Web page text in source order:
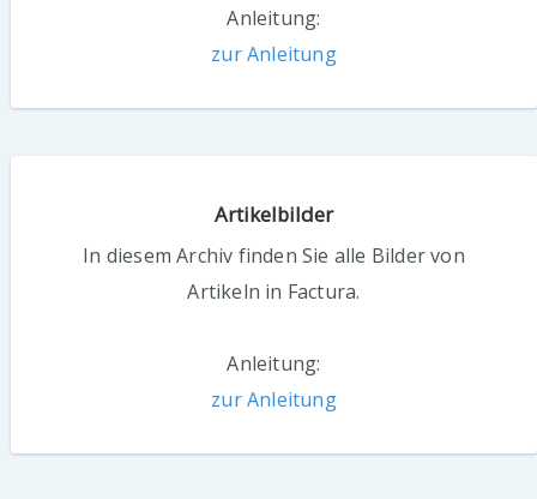
Anleitung:
zur Anleitung
Artikelbilder
In diesem Archiv finden Sie alle Bilder von
Artikeln in Factura.
Anleitung:
zur Anleitung